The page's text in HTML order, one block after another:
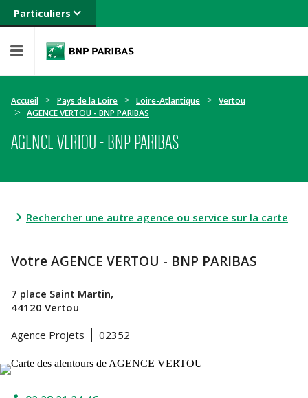
Particuliers
Banque privée
Entreprises
Accueil Pays de la Loire Loire-Atlantique
Vertou
AGENCE VERTOU - BNP PARIBAS
AGENCE VERTOU - BNP PARIBAS
Rechercher une autre agence ou service sur la carte
Votre AGENCE VERTOU - BNP PARIBAS
7 place Saint Martin,
44120 Vertou
Agence Projets
02352